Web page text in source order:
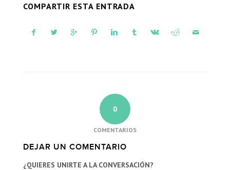
COMPARTIR ESTA ENTRADA
0
COMENTARIOS
DEJAR UN COMENTARIO
¿QUIERES UNIRTE A LA CONVERSACIÓN?